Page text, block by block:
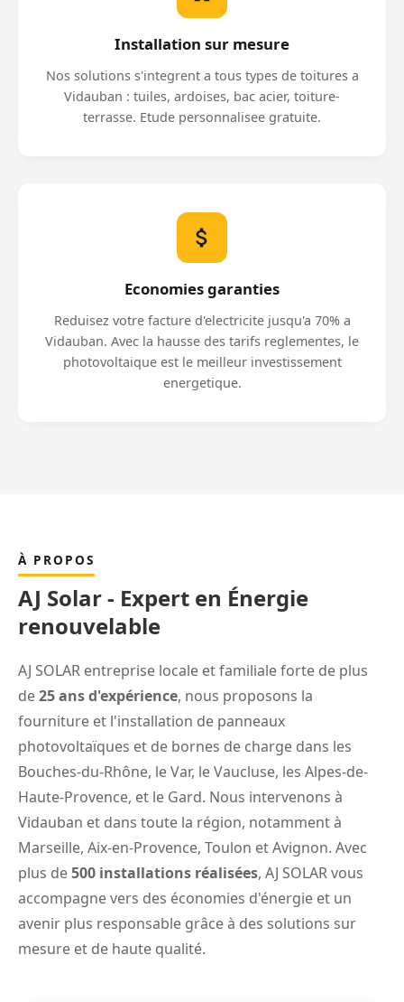
Installation sur mesure
Nos solutions s'integrent a tous types de toitures a
Vidauban : tuiles, ardoises, bac acier, toiture-
terrasse. Etude personnalisee gratuite.
Economies garanties
Reduisez votre facture d'electricite jusqu'a 70% a
Vidauban. Avec la hausse des tarifs reglementes, le
photovoltaique est le meilleur investissement
energetique.
À PROPOS
AJ Solar - Expert en Énergie
renouvelable
AJ SOLAR entreprise locale et familiale forte de plus
de25 ans d'expérience, nous proposons la
fourniture et l'installation de panneaux
photovoltaïques et de bornes de charge dans les
Bouches-du-Rhône, le Var, le Vaucluse, les Alpes-de-
Haute-Provence, et le Gard. Nous intervenons à
Vidauban et dans toute la région, notamment à
Marseille, Aix-en-Provence, Toulon etAvignon. Avec
plus de500 installations réalisées, AJ SOLAR vous
accompagne vers des économies d'énergie et un
avenir plus responsable grâce à des solutions sur
mesure et de haute qualité.